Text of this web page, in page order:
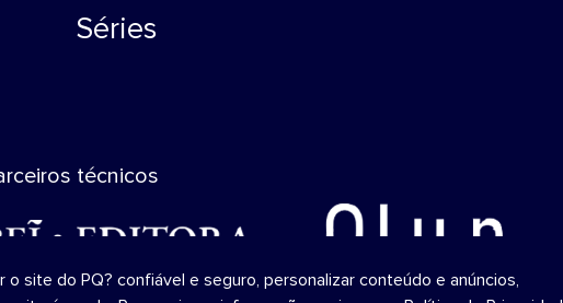
Séries
técnicos
site do PQ? confiável ​​e seguro, personalizar conteúdo e anúncios,